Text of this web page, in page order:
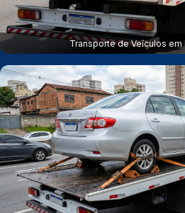
Transporte de Veículos em